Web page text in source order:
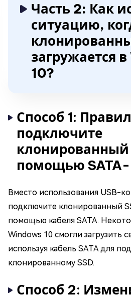
Часть 2: Как
ситуацию,
загружается
10?
Способ 1:
подключите
клонированный
помощью SATA-
Вместо использования USB-
подключите клонированный
помощью кабеля SATA.
Windows 10 смогли загрузить
используя кабель SATA для
клонированному SSD.
Способ 2: